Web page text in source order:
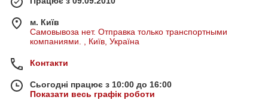
м. Київ
Самовывоза нет. Отправка только транспортными
компаниями. , Київ, Україна
Контакти
Сьогодні працює з 10:00 до 16:00
Показати весь графік роботи